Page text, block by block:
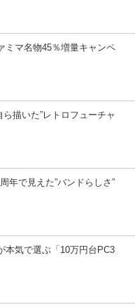
ミマ名物45％増量キャンペ
描いた”レトロフューチャ
年で見えた”バンドらしさ”
本気で選ぶ「10万円台PC3